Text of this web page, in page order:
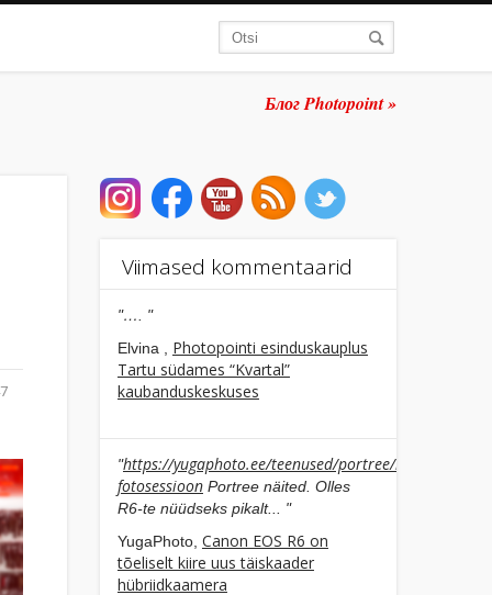
Блог Photopoint »
Viimased kommentaarid
"…. "
Elvina , Photopointi esinduskauplus
Tartu südames “Kvartal”
kaubanduskeskuses
"https://yugaphoto.ee/teenused/portree/individuaalne-
fotosessioonPortree näited. Olles
R6-te nüüdseks pikalt... "
YugaPhoto, Canon EOS R6 on
tõeliselt kiire uus täiskaader
hübriidkaamera